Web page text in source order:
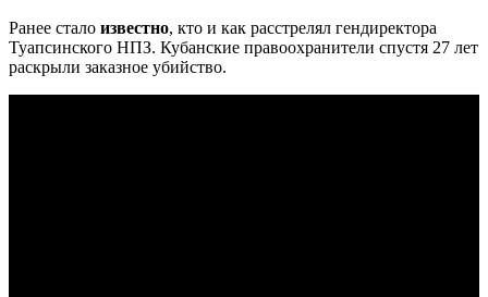
Ранее стало известно, кто и как расстрелял гендиректора
Туапсинского НПЗ. Кубанские правоохранители спустя 27 лет
раскрыли заказное убийство.